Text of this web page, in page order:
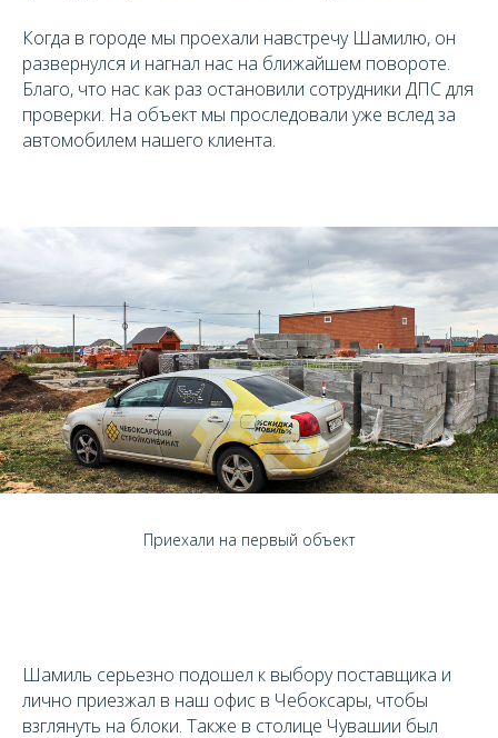
Когда в городе мы проехали навстречу Шамилю, он
развернулся и нагнал нас на ближайшем повороте.
Благо, что нас как раз остановили сотрудники ДПС для
проверки. На объект мы проследовали уже вслед за
автомобилем нашего клиента.
Приехали на первый объект
Шамиль серьезно подошел к выбору поставщика и
лично приезжал в наш офис в Чебоксары, чтобы
взглянуть на блоки. Также в столице Чувашии был